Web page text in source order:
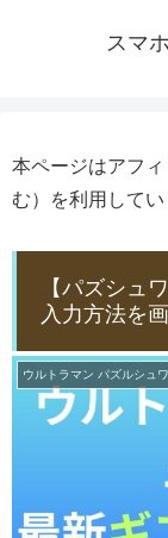
スマ
本ページはアフ
む）を利用してい
【パズシュ
入力方法を
ウルトラマン パズルシュ